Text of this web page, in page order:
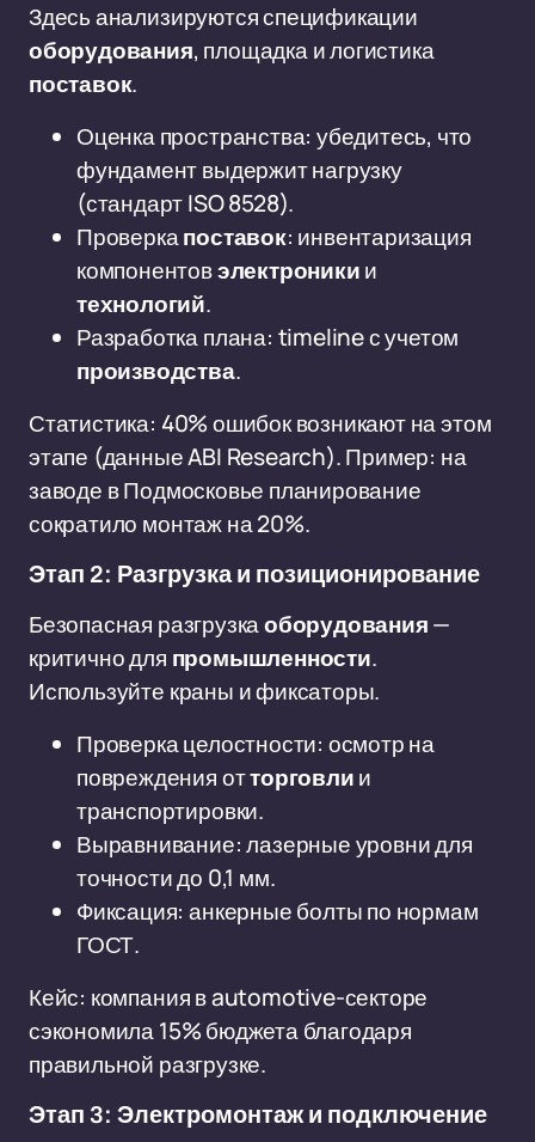
Здесь анализируются спецификации
оборудования, площадка и логистика
поставок.
Оценка пространства: убедитесь, что
фундамент выдержит нагрузку
(стандарт ISO 8528).
Проверкапоставок: инвентаризация
компонентовэлектроникии
технологий.
Разработка плана: timeline с учетом
производства.
Статистика: 40% ошибок возникают на этом
этапе (данные ABI Research). Пример: на
заводе в Подмосковье планирование
сократило монтаж на 20%.
Этап 2: Разгрузка и позиционирование
Безопасная разгрузкаоборудования—
критично для промышленности.
Используйте краны и фиксаторы.
Проверка целостности: осмотр на
повреждения отторговлии
транспортировки.
Выравнивание: лазерные уровни для
точности до 0,1 мм.
Фиксация: анкерные болты по нормам
ГОСТ.
Кейс: компания в automotive-секторе
сэкономила 15% бюджета благодаря
правильной разгрузке.
Этап 3: Электромонтаж и подключение